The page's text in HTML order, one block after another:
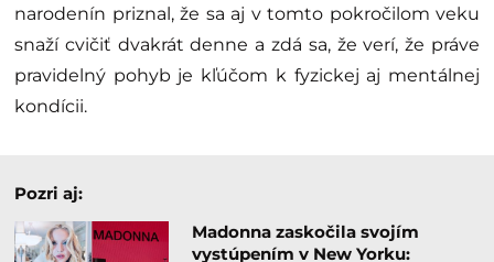
narodenín priznal, že sa aj v tomto pokročilom veku
snaží cvičiť dvakrát denne a zdá sa, že verí, že práve
pravidelný pohyb je kľúčom k fyzickej aj mentálnej
kondícii.
Pozri aj:
Madonna zaskočila svojím
vystúpením v New Yorku: